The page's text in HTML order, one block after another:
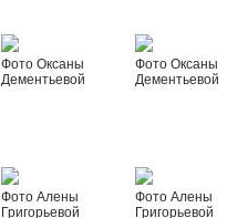
Фото Оксаны
Дементьевой
Фото Оксаны
Дементьевой
Фото Алены
Григорьевой
Фото Алены
Григорьевой